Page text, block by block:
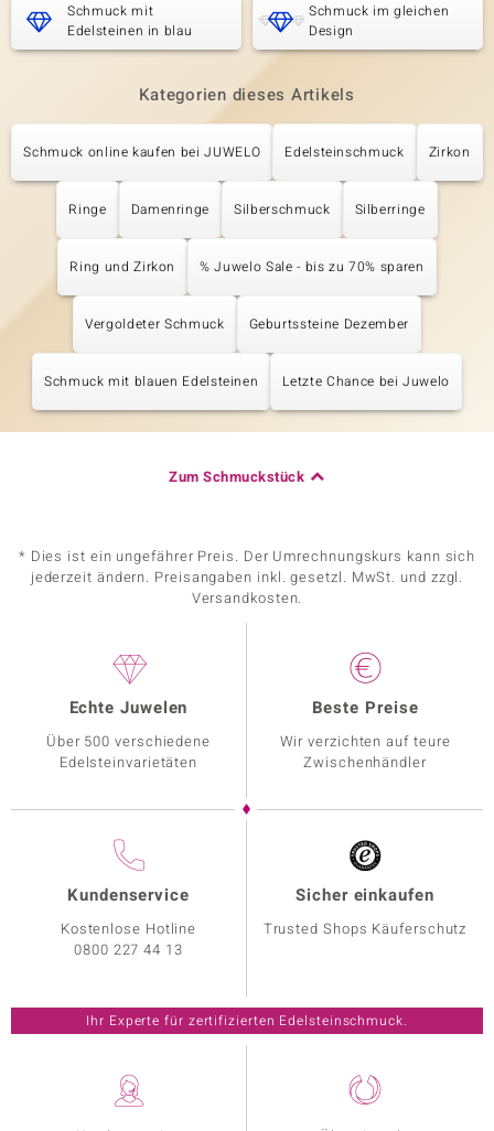
Schmuck mit
Edelsteinen in blau
Schmuck im gleichen
Design
Kategorien dieses Artikels
Schmuck online kaufen bei JUWELO Edelsteinschmuck Zirkon
Ringe Damenringe Silberschmuck Silberringe
Ring und Zirkon % Juwelo Sale - bis zu 70% sparen
Vergoldeter Schmuck Geburtssteine Dezember
Schmuck mit blauen Edelsteinen Letzte Chance bei Juwelo
Zum Schmuckstück
* Dies ist ein ungefährer Preis. Der Umrechnungskurs kann sich
jederzeit ändern. Preisangaben inkl. gesetzl. MwSt. und zzgl.
Versandkosten.
Echte Juwelen
Über 500 verschiedene
Edelsteinvarietäten
Beste Preise
Wir verzichten auf teure
Zwischenhändler
Kundenservice
Kostenlose Hotline
0800 227 44 13
Sicher einkaufen
Trusted Shops Käuferschutz
Ihr Experte für zertifizierten Edelsteinschmuck.